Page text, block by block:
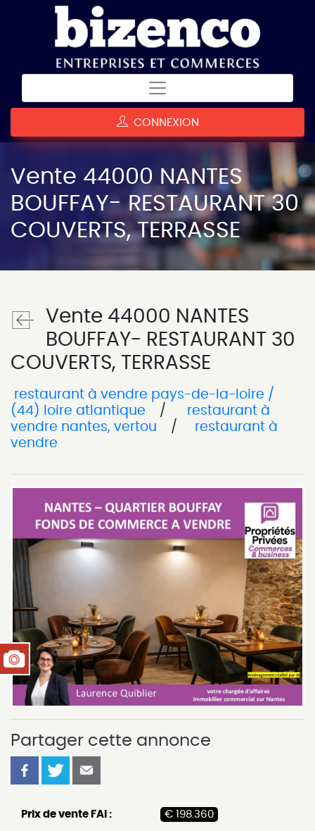
CONNEXION
Vente 44000 NANTES
BOUFFAY- RESTAURANT 30
COUVERTS, TERRASSE
Vente 44000 NANTES
BOUFFAY- RESTAURANT 30
COUVERTS, TERRASSE
restaurant à vendre pays-de-la-loire /
(44) loire atlantique
/
restaurant à
vendre nantes, vertou
/
restaurant à
vendre
Partager cette annonce
Prix de vente FAI : € 198.360